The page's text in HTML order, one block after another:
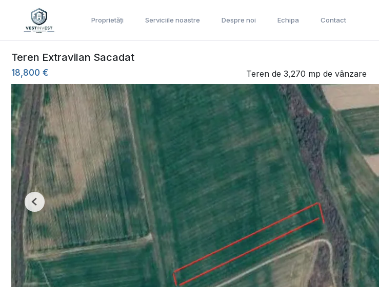
Proprietăți Serviciile noastre Despre noi Echipa Contact
Teren Extravilan Sacadat
18,800 € Teren de 3,270 mp de vânzare
Previous